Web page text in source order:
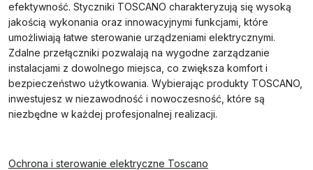
efektywność. Styczniki TOSCANO charakteryzują się wysoką
jakością wykonania oraz innowacyjnymi funkcjami, które
umożliwiają łatwe sterowanie urządzeniami elektrycznymi.
Zdalne przełączniki pozwalają na wygodne zarządzanie
instalacjami z dowolnego miejsca, co zwiększa komfort i
bezpieczeństwo użytkowania. Wybierając produkty TOSCANO,
inwestujesz w niezawodność i nowoczesność, które są
niezbędne w każdej profesjonalnej realizacji.
Ochrona i sterowanie elektryczne Toscano